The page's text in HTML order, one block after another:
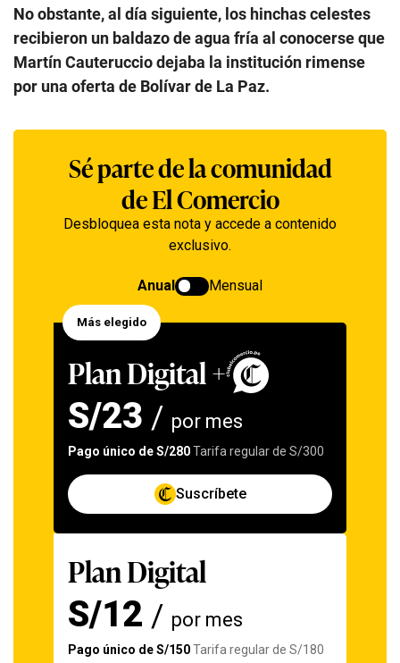
No obstante, al día siguiente, los hinchas celestes
recibieron un baldazo de agua fría al conocerse que
Martín Cauteruccio dejaba la institución rimense
por una oferta de Bolívar de La Paz.